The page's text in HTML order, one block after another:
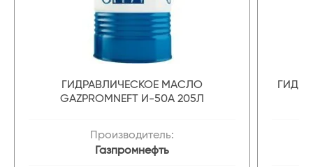
ГИДРАВЛИЧЕСКОЕ МАСЛО
GAZPROMNEFT И-50А 205Л
Производитель:
Газпромнефть